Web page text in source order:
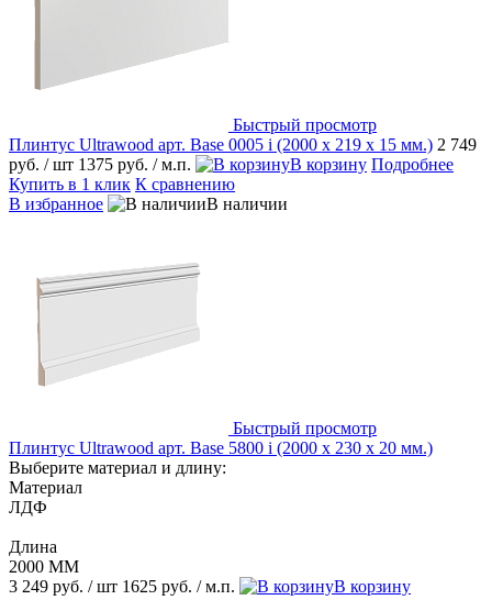
Быстрый просмотр
Плинтус Ultrawood арт. Base 0005 i (2000 x 219 x 15 мм.) 2 749
руб. / шт 1375 руб. / м.п. В корзину Подробнее
Купить в 1 клик К сравнению
В избранное
В наличии
Быстрый просмотр
Плинтус Ultrawood арт. Base 5800 i (2000 x 230 x 20 мм.)
Выберите материал и длину:
Материал
ЛДФ
Длина
2000 ММ
3 249 руб. / шт 1625 руб. / м.п.
В корзину